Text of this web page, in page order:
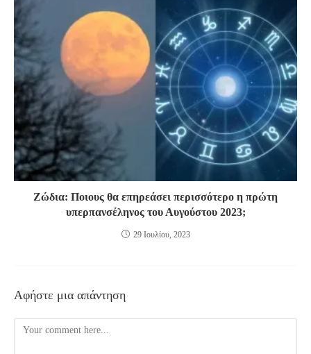
Ζώδια: Ποιους θα επηρεάσει περισσότερο η πρώτη
υπερπανσέληνος του Αυγούστου 2023;
29 Ιουλίου, 2023
Αφήστε μια απάντηση
Comment